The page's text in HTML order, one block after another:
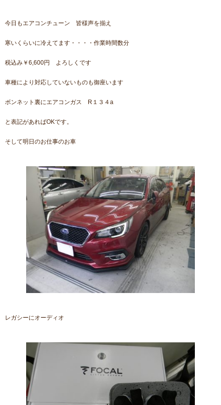
今日もエアコンチューン 皆様声を揃え
寒いくらいに冷えてます・・・・作業時間数分
税込み￥6,600円 よろしくです
車種により対応していないものも御座います
ボンネット裏にエアコンガス R１３４a
と表記があればOKです。
そして明日のお仕事のお車
レガシーにオーディオ